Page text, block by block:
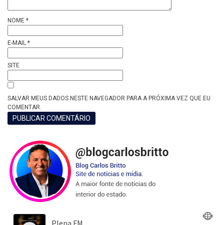
NOME *
E-MAIL *
SITE
SALVAR MEUS DADOS NESTE NAVEGADOR PARA A PRÓXIMA VEZ QUE EU
COMENTAR.